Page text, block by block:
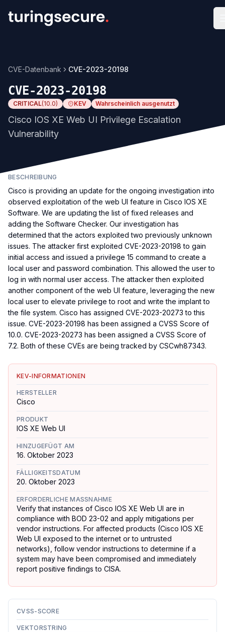
CVE-Datenbank CVE-2023-20198
CVE-2023-20198
CRITICAL(10.0) KEV Wahrscheinlich ausgenutzt
Cisco IOS XE Web UI Privilege Escalation
Vulnerability
BESCHREIBUNG
Cisco is providing an update for the ongoing investigation into
observed exploitation of the web UI feature in Cisco IOS XE
Software. We are updating the list of fixed releases and
adding the Software Checker. Our investigation has
determined that the actors exploited two previously unknown
issues. The attacker first exploited CVE-2023-20198 to gain
initial access and issued a privilege 15 command to create a
local user and password combination. This allowed the user to
log in with normal user access. The attacker then exploited
another component of the web UI feature, leveraging the new
local user to elevate privilege to root and write the implant to
the file system. Cisco has assigned CVE-2023-20273 to this
issue. CVE-2023-20198 has been assigned a CVSS Score of
10.0. CVE-2023-20273 has been assigned a CVSS Score of
7.2. Both of these CVEs are being tracked by CSCwh87343.
KEV-INFORMATIONEN
HERSTELLER
Cisco
PRODUKT
IOS XE Web UI
HINZUGEFÜGT AM
16. Oktober 2023
FÄLLIGKEITSDATUM
20. Oktober 2023
ERFORDERLICHE MASSNAHME
Verify that instances of Cisco IOS XE Web UI are in
compliance with BOD 23-02 and apply mitigations per
vendor instructions. For affected products (Cisco IOS XE
Web UI exposed to the internet or to untrusted
networks), follow vendor instructions to determine if a
system may have been compromised and immediately
report positive findings to CISA.
CVSS-SCORE
VEKTORSTRING